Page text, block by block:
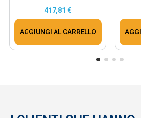
417,81 €
AGGIUNGI AL CARRELLO